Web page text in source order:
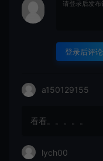
登录后评论
a150129155
看看。。。。。
lych00